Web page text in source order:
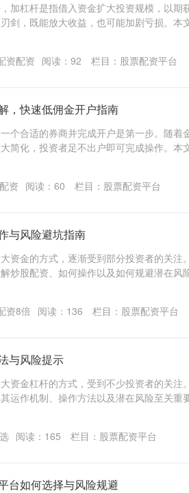
加杠杆是指借入资金扩大投资规模，以期
剑，既能放大收益，也可能加剧亏损。本
资配资 阅读： 92 栏目： 股票配资平台
，快速低佣金开户指南
个合适的券商并完成开户是第一步。随着
简化，投资者足不出户即可完成操作。本
资 阅读： 60 栏目： 股票配资平台
与风险避坑指南
资金的方式，逐渐受到部分投资者的关注
炒股配资、如何操作以及如何规避潜在风
资8倍 阅读： 136 栏目： 股票配资平台
与风险提示
资金杠杆的方式，受到不少投资者的关注
运作机制、操作方法以及潜在风险至关重要
阅读： 165 栏目： 股票配资平台
台如何选择与风险规避